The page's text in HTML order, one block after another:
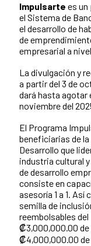
Impulsarte es un
el Sistema de
el desarrollo de
de
empresarial a
La divulgación y
a partir del 3 de
dará hasta agotar
noviembre del
El Programa
beneficiarias de la
Desarrollo que
industria cultural
de desarrollo
consiste en
asesoría 1 a 1.
semilla de
reembolsables
₡3,000,000.00 de
₡4,000,000.00